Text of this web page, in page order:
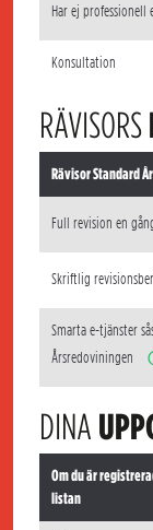
Har ej
Konsultation
RÄVISORS
Rävisor Standard
Full revision en
Skriftlig
Smarta e-tjänster
Årsredoviningen
DINA
Om du är
listan